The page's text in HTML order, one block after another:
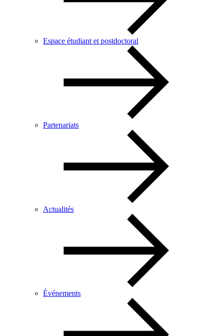
Espace étudiant et postdoctoral
Partenariats
Actualités
Événements